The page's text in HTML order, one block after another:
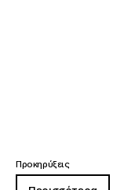
Προκηρύξεις